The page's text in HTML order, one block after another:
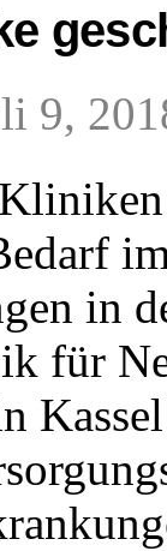
9,
in
für